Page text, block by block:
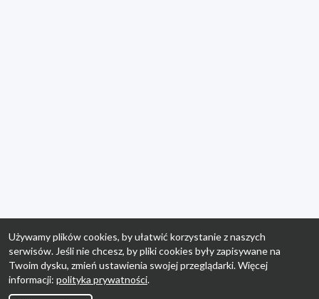
Używamy plików cookies, by ułatwić korzystanie z naszych
serwisów. Jeśli nie chcesz, by pliki cookies były zapisywane na
Twoim dysku, zmień ustawienia swojej przeglądarki. Więcej
informacji: polityka prywatności.